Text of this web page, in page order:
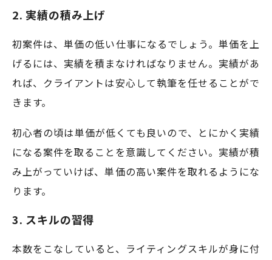
2. 実績の積み上げ
初案件は、単価の低い仕事になるでしょう。単価を上
げるには、実績を積まなければなりません。実績があ
れば、クライアントは安心して執筆を任せることがで
きます。
初心者の頃は単価が低くても良いので、とにかく実績
になる案件を取ることを意識してください。実績が積
み上がっていけば、単価の高い案件を取れるようにな
ります。
3. スキルの習得
本数をこなしていると、ライティングスキルが身に付